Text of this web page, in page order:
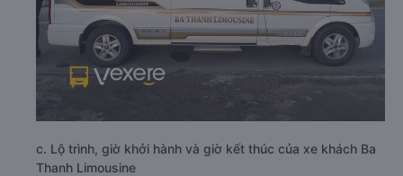
c. Lộ trình, giờ khởi hành và giờ kết thúc của xe khách Ba
Thanh Limousine